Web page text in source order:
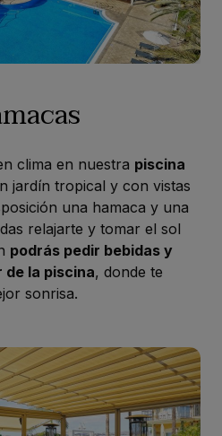
clima en nuestra piscina
jardín tropical y con vistas
una hamaca y una
relajarte y tomar el sol
podrás pedir bebidas y
de la piscina, donde te
sonrisa.